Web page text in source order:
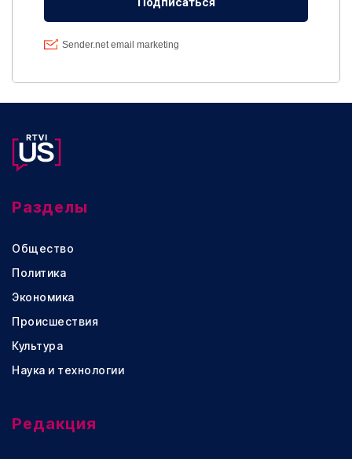
Разделы
Общество
Политика
Экономика
Происшествия
Культура
Наука и технологии
Редакция